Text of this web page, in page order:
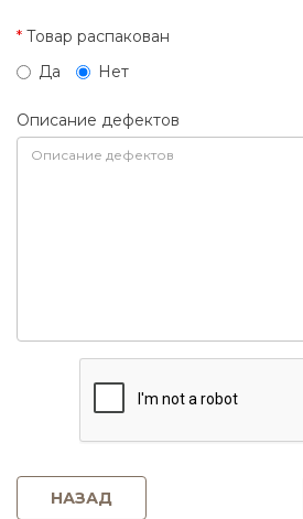
Товар распакован
Да
Нет
Описание дефектов
НАЗАД